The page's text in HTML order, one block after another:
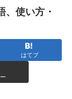
、使い方・
はてブ